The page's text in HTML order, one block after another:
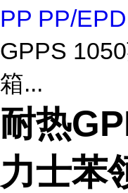
PP PP/
GPPS
箱...
耐热
力士苯